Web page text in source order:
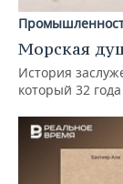
Морская
История
который 32